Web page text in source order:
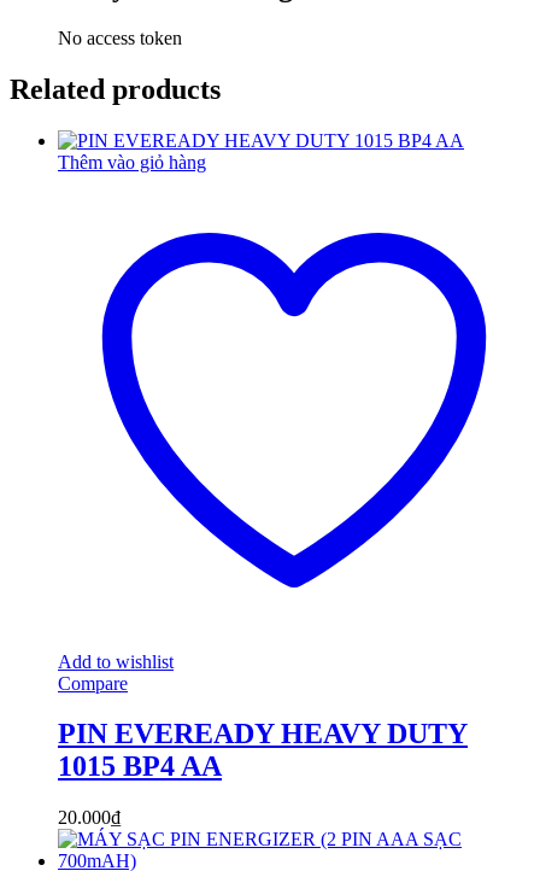
No access token
Related products
Thêm vào giỏ hàng
Add to wishlist
Compare
PIN EVEREADY HEAVY DUTY
1015 BP4 AA
20.000₫